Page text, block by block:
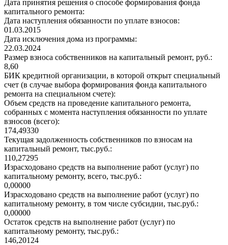
Дата принятия решения о способе формирования фонда
капитального ремонта:
Дата наступления обязанности по уплате взносов:
01.03.2015
Дата исключения дома из программы:
22.03.2024
Размер взноса собственников на капитальный ремонт, руб.:
8,60
БИК кредитной организации, в которой открыт специальный
счет (в случае выбора формирования фонда капитального
ремонта на специальном счете):
Объем средств на проведение капитального ремонта,
собранных с момента наступления обязанности по уплате
взносов (всего):
174,49330
Текущая задолженность собственников по взносам на
капитальный ремонт, тыс.руб.:
110,27295
Израсходовано средств на выполнение работ (услуг) по
капитальному ремонту, всего, тыс.руб.:
0,00000
Израсходовано средств на выполнение работ (услуг) по
капитальному ремонту, в том числе субсидии, тыс.руб.:
0,00000
Остаток средств на выполнение работ (услуг) по
капитальному ремонту, тыс.руб.:
146,20124